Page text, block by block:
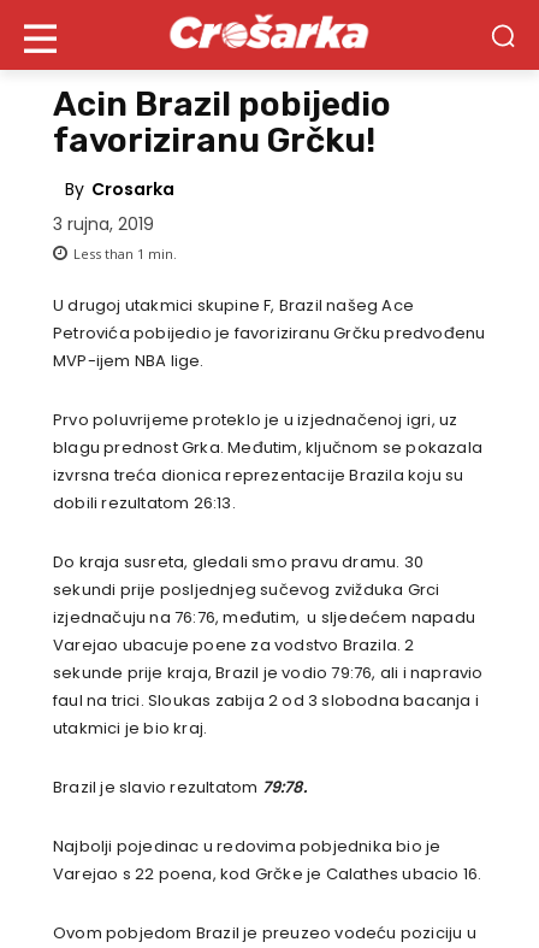
Acin Brazil pobijedio
favoriziranu Grčku!
By Crosarka
3 rujna, 2019
Less than 1 min.
U drugoj utakmici skupine F, Brazil našeg Ace
Petrovića pobijedio je favoriziranu Grčku predvođenu
MVP-ijem NBA lige.
Prvo poluvrijeme proteklo je u izjednačenoj igri, uz
blagu prednost Grka. Međutim, ključnom se pokazala
izvrsna treća dionica reprezentacije Brazila koju su
dobili rezultatom 26:13.
Do kraja susreta, gledali smo pravu dramu. 30
sekundi prije posljednjeg sučevog zvižduka Grci
izjednačuju na 76:76, međutim, u sljedećem napadu
Varejao ubacuje poene za vodstvo Brazila. 2
sekunde prije kraja, Brazil je vodio 79:76, ali i napravio
faul na trici. Sloukas zabija 2 od 3 slobodna bacanja i
utakmici je bio kraj.
Brazil je slavio rezultatom 79:78.
Najbolji pojedinac u redovima pobjednika bio je
Varejao s 22 poena, kod Grčke je Calathes ubacio 16.
Ovom pobjedom Brazil je preuzeo vodeću poziciju u